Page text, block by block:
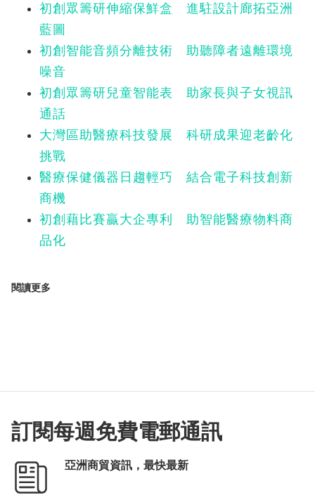
初創眾籌研伸縮保鮮盒 進駐設計廊拓亞洲
藍圖
初創智能音頻分離技術 助聽障者遠離環境
噪音
初創眾籌研兒童智能表 助家長與子女視訊
通話
大灣區助醫療科技發展 科研成果迎老齡化
挑戰
醫療保健儀器日趨輕巧 結合電子科技創新
商機
初創藉比賽贏大企專利 助智能醫療物料商
品化
閱讀更多
訂閱每週免費電郵通訊
亞洲商貿資訊，最快最新